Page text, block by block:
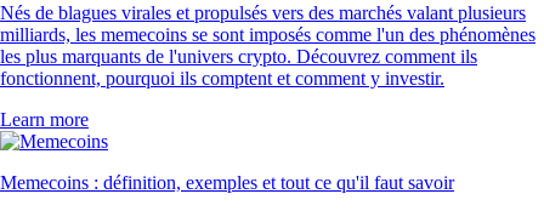
Nés de blagues virales et propulsés vers des marchés valant plusieurs
milliards, les memecoins se sont imposés comme l'un des phénomènes
les plus marquants de l'univers crypto. Découvrez comment ils
fonctionnent, pourquoi ils comptent et comment y investir.
Learn more
Memecoins : définition, exemples et tout ce qu'il faut savoir